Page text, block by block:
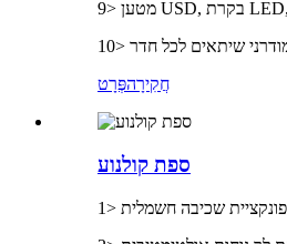
חֲקִירָהפְּרָט
ספת קולנוע